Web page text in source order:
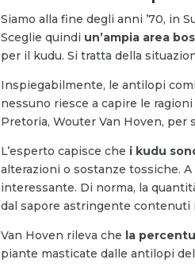
Siamo alla fine degli anni ’70, in
Sceglie quindi un’ampia area
per il kudu. Si tratta della
Inspiegabilmente, le antilopi
nessuno riesce a capire le
Pretoria, Wouter Van Hoven, per
L’esperto capisce che i kudu
alterazioni o sostanze tossiche.
interessante. Di norma, la
dal sapore astringente contenuti
Van Hoven rileva che la
piante masticate dalle antilopi